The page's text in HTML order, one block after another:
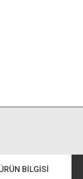
BILGISI